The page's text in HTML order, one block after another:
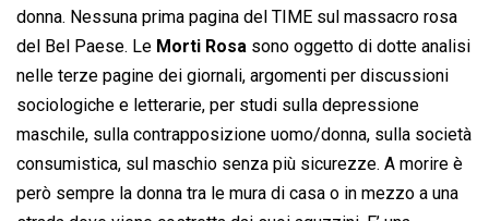
donna. Nessuna prima pagina del TIME sul massacro rosa
del Bel Paese. Le Morti Rosa sono oggetto di dotte analisi
nelle terze pagine dei giornali, argomenti per discussioni
sociologiche e letterarie, per studi sulla depressione
maschile, sulla contrapposizione uomo/donna, sulla società
consumistica, sul maschio senza più sicurezze. A morire è
però sempre la donna tra le mura di casa o in mezzo a una